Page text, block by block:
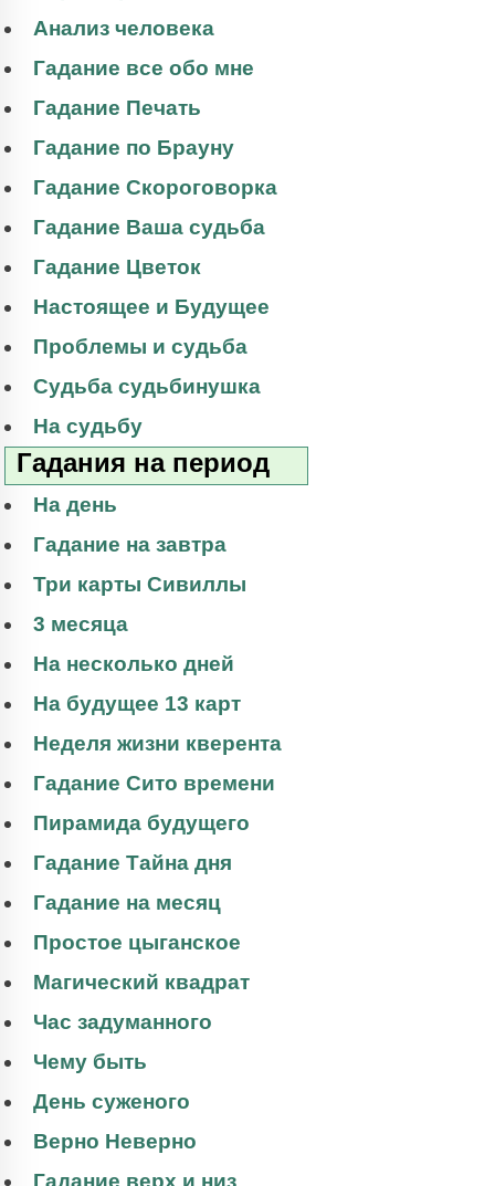
Анализ человека
Гадание все обо мне
Гадание Печать
Гадание по Брауну
Гадание Скороговорка
Гадание Ваша судьба
Гадание Цветок
Настоящее и Будущее
Проблемы и судьба
Судьба судьбинушка
На судьбу
Гадания на период
На день
Гадание на завтра
Три карты Сивиллы
3 месяца
На несколько дней
На будущее 13 карт
Неделя жизни кверента
Гадание Сито времени
Пирамида будущего
Гадание Тайна дня
Гадание на месяц
Простое цыганское
Магический квадрат
Час задуманного
Чему быть
День суженого
Верно Неверно
Гадание верх и низ